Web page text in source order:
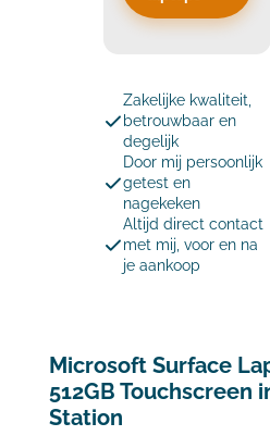
Zakelijke kwaliteit,
betrouwbaar en
degelijk
Door mij persoonlijk
getest en
nagekeken
Altijd direct contact
met mij, voor en na
je aankoop
Microsoft Surface
512GB Touchscreen
Station